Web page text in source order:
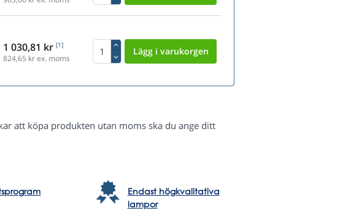
1 030,81 kr [1]
824,65 kr ex. moms
att köpa produkten utan moms ska du ange ditt
Endast högkvalitativa
lampor